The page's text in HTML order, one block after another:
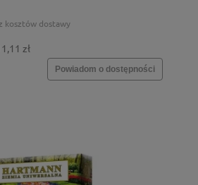
kosztów dostawy
zł
Powiadom o dostępności